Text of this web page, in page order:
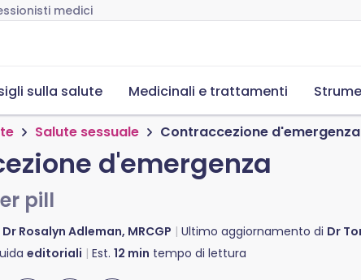
medici
sulla salute Medicinali e trattamenti
Salute sessuale Contraccezione d'emergenza
d'emergenza
pill
Dr Rosalyn Adleman, MRCGP Ultimo aggiornamento di Dr
editoriali Est. 12 min tempo di lettura